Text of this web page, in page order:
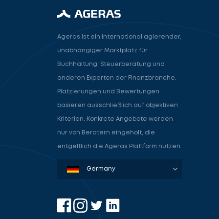
Ageras ist ein international agierender,
unabhängiger Marktplatz für
Buchhaltung, Steuerberatung und
anderen Experten der Finanzbranche.
Platzierungen und Bewertungen
basieren ausschließlich auf objektiven
Kriterien. Konkrete Angebote werden
nur von Beratern eingeholt, die
entgeltlich die Ageras Plattform nutzen.
Denmark
Sweden
Norway
Netherlands
Germany
USA